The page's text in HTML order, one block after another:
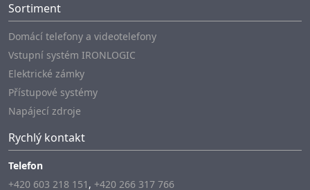
Sortiment
Domácí telefony a videotelefony
Vstupní systém IRONLOGIC
Elektrické zámky
Přístupové systémy
Napájecí zdroje
Rychlý kontakt
Telefon
+420 603 218 151 , +420 266 317 766